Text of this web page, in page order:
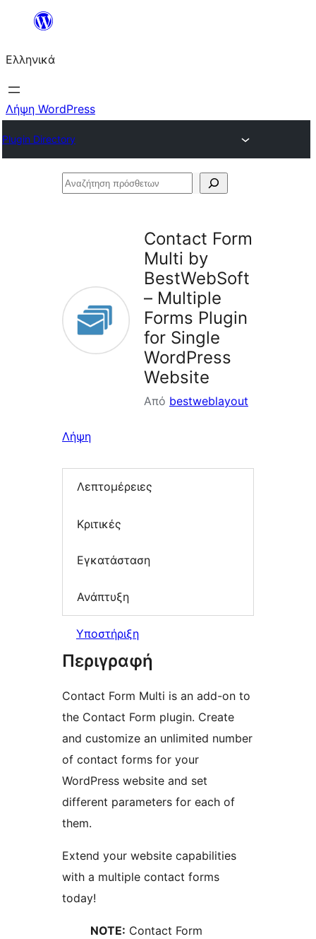
Μετάβαση
περιεχόμενο
Ελληνικά
Λήψη WordPress
Plugin Directory
Αναζήτηση
Contact Form
Multi by
BestWebSoft
– Multiple
Forms Plugin
for Single
WordPress
Website
Από bestweblayout
Λήψη
Λεπτομέρειες
Κριτικές
Εγκατάσταση
Ανάπτυξη
Υποστήριξη
Περιγραφή
Contact Form Multi is an add-on to
the Contact Form plugin. Create
and customize an unlimited number
of contact forms for your
WordPress website and set
different parameters for each of
them.
Extend your website capabilities
with a multiple contact forms
today!
NOTE: Contact Form